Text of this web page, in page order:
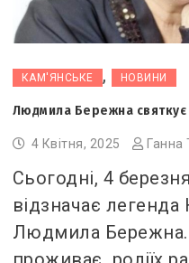
КАМ'ЯНСЬКЕ , НОВИНИ
Людмила Бережна святкує
4 Квітня, 2025 Ганна
Сьогодні, 4
відзначає легенда
Людмила Бережна.